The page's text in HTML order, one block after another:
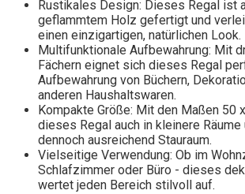
Rustikales Design: Dieses Regal ist
geflammtem Holz gefertigt und
einen einzigartigen, natürlichen Look.
Multifunktionale Aufbewahrung: Mit
Fächern eignet sich dieses Regal
Aufbewahrung von Büchern,
anderen Haushaltswaren.
Kompakte Größe: Mit den Maßen 50
dieses Regal auch in kleinere
dennoch ausreichend Stauraum.
Vielseitige Verwendung: Ob im
Schlafzimmer oder Büro - dieses
wertet jeden Bereich stilvoll auf.